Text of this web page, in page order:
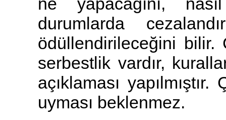
durumlarda
ödüllendirileceğini
serbestlik vardır,
açıklaması
uyması beklenmez.